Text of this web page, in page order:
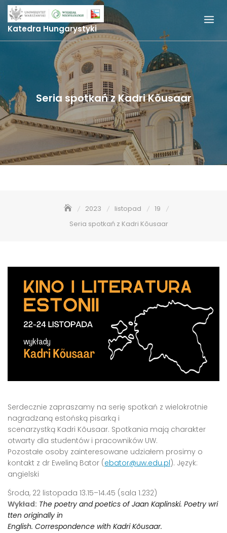
Skip
content
Katedra Hungarystyki
Seria spotkań z Kadri Kõusaar
2023 listopad
19
Seria spotkań z Kadri Kõusaar
Serdecznie zapraszamy na serię spotkań z wielokrotnie
nagradzaną estońską pisarką i
scenarzystką Kadri Kõusaar. Spotkania mają charakter
otwarty dla studentów i pracowników UW.
Pozostałe osoby zainteresowane udziałem prosimy o
kontakt z dr Eweliną Bator (ebator@uw.edu.pl). Język:
angielski
Środa, 22 listopada 13.15–14.45 (sala 1.232)
Wykład: The poetry and poetics of Jaan Kaplinski. Poetry wri
tten originally in
English. Correspondence with Kadri Kõusaar.